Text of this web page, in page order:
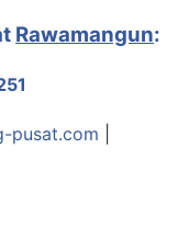
Rawamangun:
pusat.com